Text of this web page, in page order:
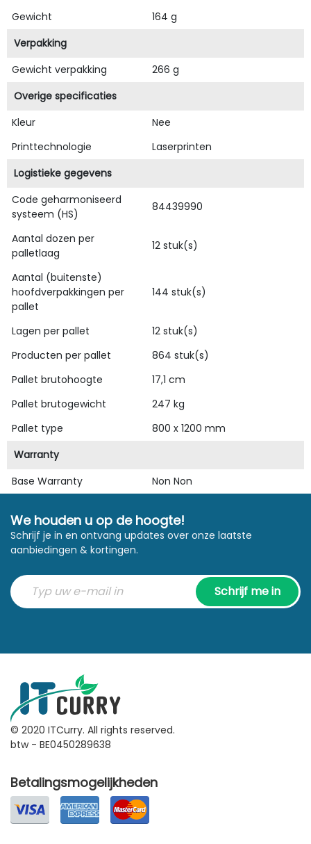
Gewicht
164 g
Verpakking
Gewicht verpakking
266 g
Overige specificaties
Kleur
Nee
Printtechnologie
Laserprinten
Logistieke gegevens
Code geharmoniseerd
systeem (HS)
84439990
Aantal dozen per
palletlaag
12 stuk(s)
Aantal (buitenste)
hoofdverpakkingen per
pallet
144 stuk(s)
Lagen per pallet
12 stuk(s)
Producten per pallet
864 stuk(s)
Pallet brutohoogte
17,1 cm
Pallet brutogewicht
247 kg
Pallet type
800 x 1200 mm
Warranty
Base Warranty
Non Non
We houden u op de hoogte!
Schrijf je in en ontvang updates over onze laatste
aanbiedingen & kortingen.
Schrijf me in
© 2020 ITCurry. All rights reserved.
btw - BE0450289638
Betalingsmogelijkheden